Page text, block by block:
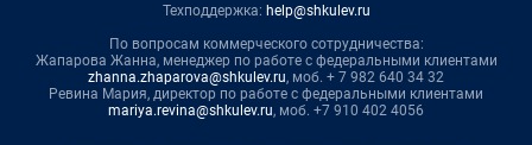
Техподдержка: help@shkulev.ru
По вопросам коммерческого сотрудничества:
Жапарова Жанна, менеджер по работе с федеральными клиентами
zhanna.zhaparova@shkulev.ru, моб. + 7 982 640 34 32
Ревина Мария, директор по работе с федеральными клиентами
mariya.revina@shkulev.ru, моб. +7 910 402 4056